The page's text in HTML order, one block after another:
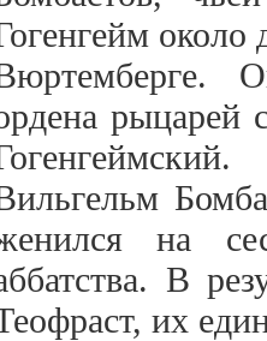
рыцарей
на
В
их